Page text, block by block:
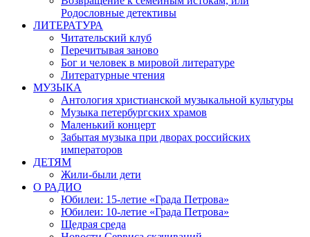
Родословные детективы
ЛИТЕРАТУРА
Читательский клуб
Перечитывая заново
Бог и человек в мировой литературе
Литературные чтения
МУЗЫКА
Антология христианской музыкальной культуры
Музыка петербургских храмов
Маленький концерт
Забытая музыка при дворах российских
императоров
ДЕТЯМ
Жили-были дети
О РАДИО
Юбилеи: 15-летие «Града Петрова»
Юбилеи: 10-летие «Града Петрова»
Щедрая среда